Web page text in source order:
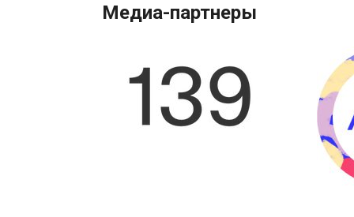
Медиа-партнеры